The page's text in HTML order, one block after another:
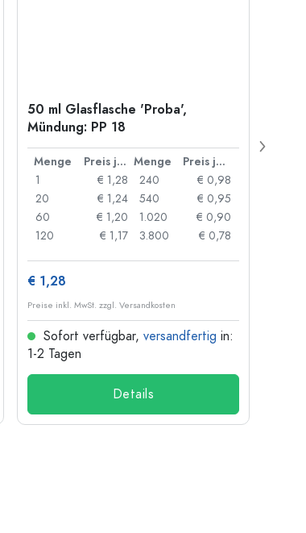
50 ml Glasflasche 'Proba',
Mündung: PP 18
Menge Preis je Stück Menge
Preis je Stück
1
€ 1,28
20
€ 1,24
60
€ 1,20
120
€ 1,17
240
€ 0,98
540
€ 0,95
1.020
€ 0,90
3.800
€ 0,78
€ 1,28
Preise inkl. MwSt. zzgl. Versandkosten
Sofort verfügbar, versandfertig in:
1-2 Tagen
Details